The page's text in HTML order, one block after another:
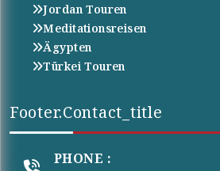
Jordan Touren
Meditationsreisen
Ägypten
Türkei Touren
Footer.contact_title
PHONE :